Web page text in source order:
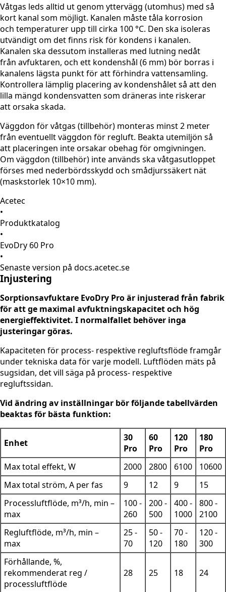
Våtgas leds alltid ut genom yttervägg (utomhus) med så
kort kanal som möjligt. Kanalen måste tåla korrosion
och temperaturer upp till cirka 100 °C. Den ska isoleras
utvändigt om det finns risk för kondens i kanalen.
Kanalen ska dessutom installeras med lutning nedåt
från avfuktaren, och ett kondenshål (6 mm) bör borras i
kanalens lägsta punkt för att förhindra vattensamling.
Kontrollera lämplig placering av kondenshålet så att den
lilla mängd kondensvatten som dräneras inte riskerar
att orsaka skada.
Väggdon för våtgas (tillbehör) monteras minst 2 meter
från eventuellt väggdon för regluft. Beakta utemiljön så
att placeringen inte orsakar obehag för omgivningen.
Om väggdon (tillbehör) inte används ska våtgasutloppet
förses med nederbördsskydd och smådjurssäkert nät
(maskstorlek 10×10 mm).
Acetec
•
Produktkatalog
•
EvoDry 60 Pro
•
Senaste version på docs.acetec.se
Injustering
Sorptionsavfuktare EvoDry Pro är injusterad från fabrik
för att ge maximal avfuktningskapacitet och hög
energieffektivitet. I normalfallet behöver inga
justeringar göras.
Kapaciteten för process- respektive regluftsflöde framgår
under tekniska data för varje modell. Luftflöden mäts på
sugsidan, det vill säga på process- respektive
regluftssidan.
Vid ändring av inställningar bör följande tabellvärden
beaktas för bästa funktion:
Enhet
30
Pro
60
Pro
120
Pro
180
Pro
Max total effekt, W
2000 2800 6100
10600
Max total ström, A per fas
9 12 9
15
Processluftflöde, m³/h, min –
max
100 -
260
200 -
500
400 -
1000
800 -
2100
Regluftflöde, m³/h, min –
max
25 -
70
50 -
120
70 -
180
120 -
300
Förhållande, %,
rekommenderat reg /
processluftflöde
28 25 18 24